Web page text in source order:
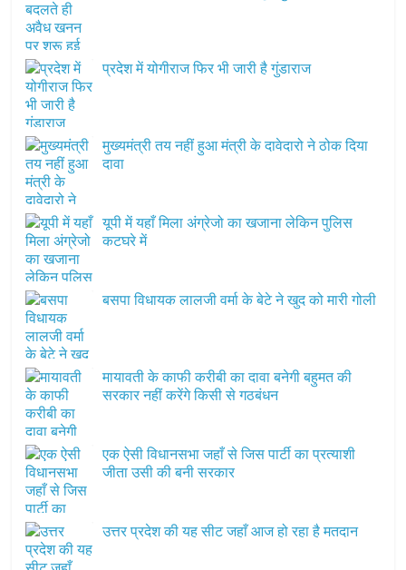
प्रदेश में योगीराज फिर भी जारी है गुंडाराज
मुख्यमंत्री तय नहीं हुआ मंत्री के दावेदारो ने ठोक दिया
दावा
यूपी में यहाँ मिला अंग्रेजो का खजाना लेकिन पुलिस
कटघरे में
बसपा विधायक लालजी वर्मा के बेटे ने खुद को मारी गोली
मायावती के काफी करीबी का दावा बनेगी बहुमत की
सरकार नहीं करेंगे किसी से गठबंधन
एक ऐसी विधानसभा जहाँ से जिस पार्टी का प्रत्याशी
जीता उसी की बनी सरकार
उत्तर प्रदेश की यह सीट जहाँ आज हो रहा है मतदान